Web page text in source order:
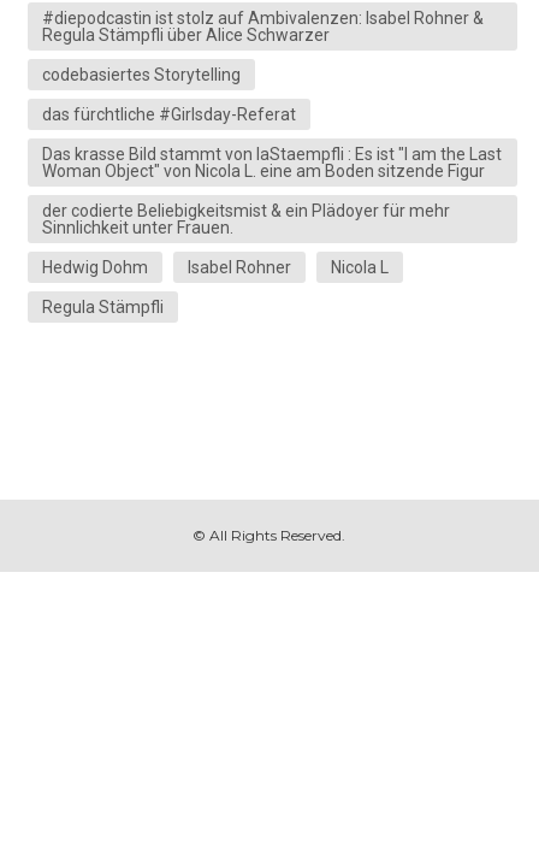
#diepodcastin ist stolz auf Ambivalenzen: Isabel Rohner &
Regula Stämpfli über Alice Schwarzer
codebasiertes Storytelling
das fürchtliche #Girlsday-Referat
Das krasse Bild stammt von laStaempfli : Es ist "I am the Last
Woman Object" von Nicola L. eine am Boden sitzende Figur
der codierte Beliebigkeitsmist & ein Plädoyer für mehr
Sinnlichkeit unter Frauen.
Hedwig Dohm Isabel Rohner Nicola L
Regula Stämpfli
© All Rights Reserved.